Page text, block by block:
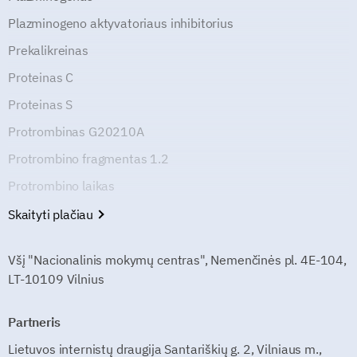
Plazminogeno aktyvatoriaus inhibitorius
Prekalikreinas
Proteinas C
Proteinas S
Protrombinas G20210A
Protrombino fragmentas 1.2
Protrombino laikas
Skaityti plačiau
Všį "Nacionalinis mokymų centras", Nemenčinės pl. 4E-104,
LT-10109 Vilnius
Partneris
Lietuvos internistų draugija Santariškių g. 2, Vilniaus m.,